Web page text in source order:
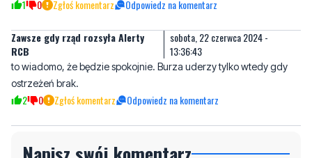
ostrzeżeń brak.
2 Zgłoś komentarz Odpowiedz na komentarz
Napisz swój komentarz
komentarze! Jeśli widzisz niestosowny wpis -